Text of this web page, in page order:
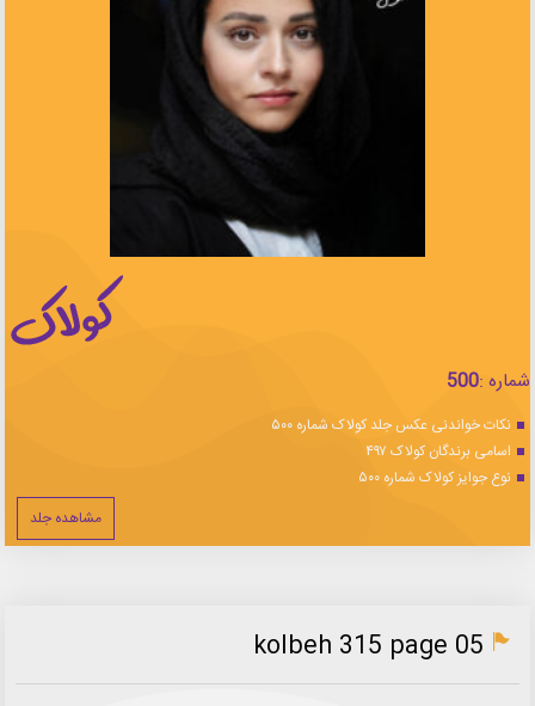
شماره :500
نکات خواندنی عکس جلد کولاک شماره ۵۰۰
اسامی برندگان کولاک ۴۹۷
نوع جوایز کولاک شماره ۵۰۰
مشاهده جلد
kolbeh 315 page 05